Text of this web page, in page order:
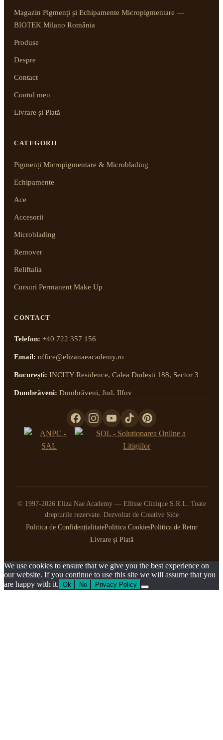
Magazin Pigmenți și Echipamente Micropigmentare —
BIOTEK Milano România
Produse
Despre
Contact
Contul meu
Livrare și Plată
CATEGORII
Pigmenți Micropigmentare & Microblading
Echipamente
Ace
Accesorii
Microblading
Remover
Reliftalia
Cursuri Permanent Make Up
CONTACT
Telefon: +40 722 357 156
Email: office@elizanaeacademy.ro
București: INCITY Residence, Calea Dudești 188, Sector 3
Dumbrăveni: Dumbrăveni, Jud. Ilfov
© 1997-2026 Eliza Nae Academy — Ellisse Clinique S.R.L. Toate
drepturile rezervate. Dezvoltat de Creative Side
Politica de ConfidențialitatePolitica CookiesPolitica de Retur
Livrare și Plată
We use cookies to ensure that we give you the best experience on
our website. If you continue to use this site we will assume that you
are happy with it. Ok No Privacy Policy